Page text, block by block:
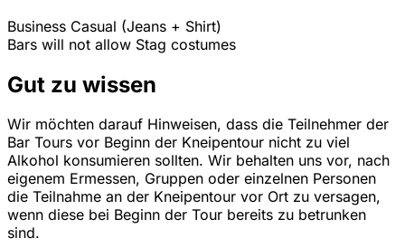
Business Casual (Jeans + Shirt)
Bars will not allow Stag costumes
Gut zu wissen
Wir möchten darauf Hinweisen, dass die Teilnehmer der
Bar Tours vor Beginn der Kneipentour nicht zu viel
Alkohol konsumieren sollten. Wir behalten uns vor, nach
eigenem Ermessen, Gruppen oder einzelnen Personen
die Teilnahme an der Kneipentour vor Ort zu versagen,
wenn diese bei Beginn der Tour bereits zu betrunken
sind.